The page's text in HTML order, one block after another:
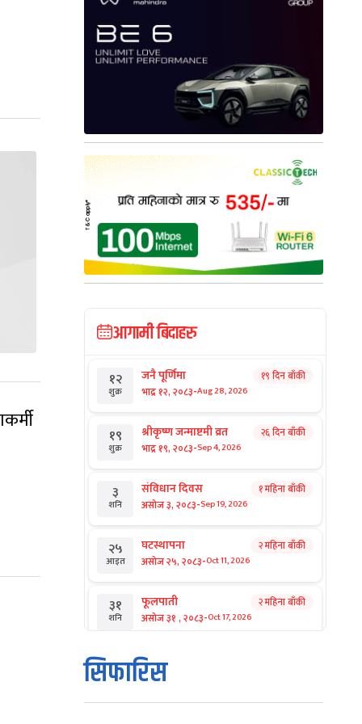
आगामी बिदाहरु
१२
शुक्र
जनै पूर्णिमा
भाद्र १२, २०८३-Aug 28, 2026
१९ दिन बाँकी
१९
शुक्र
श्रीकृष्ण जन्माष्टमी व्रत
भाद्र १९, २०८३-Sep 4, 2026
२६ दिन बाँकी
३
शनि
संविधान दिवस
असोज ३, २०८३-Sep 19, 2026
१ महिना बाँकी
२५
आइत
घटस्थापना
असोज २५, २०८३-Oct 11, 2026
२ महिना बाँकी
३१
शनि
फूलपाती
असोज ३१ , २०८३-Oct 17, 2026
२ महिना बाँकी
१
आइत
कार्तिक सङ्क्रान्ति
कार्तिक १, २०८३
सिफारिस